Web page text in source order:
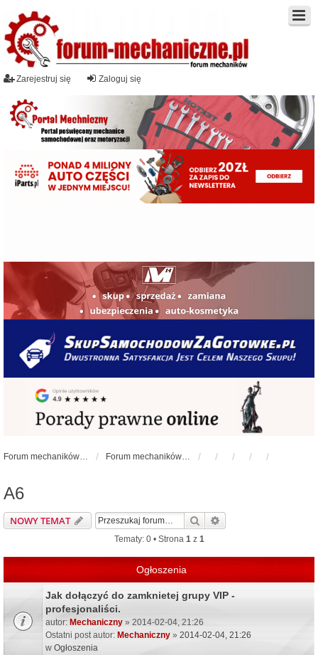
Zaloguj się
Zarejestruj się
Forum mechaników samochodowych - forum-mechaniczne.pl Forum mechaników samochodowych
A6
NOWY TEMAT Szukaj
Tematy: 0 • Strona 1z 1
Ogłoszenia
Jak dołączyć do zamknietej grupy VIP -
profesjonaliści.
autor: Mechaniczny » 2014-02-04, 21:26
Ostatni post autor: Mechaniczny » 2014-02-04, 21:26
w Ogłoszenia